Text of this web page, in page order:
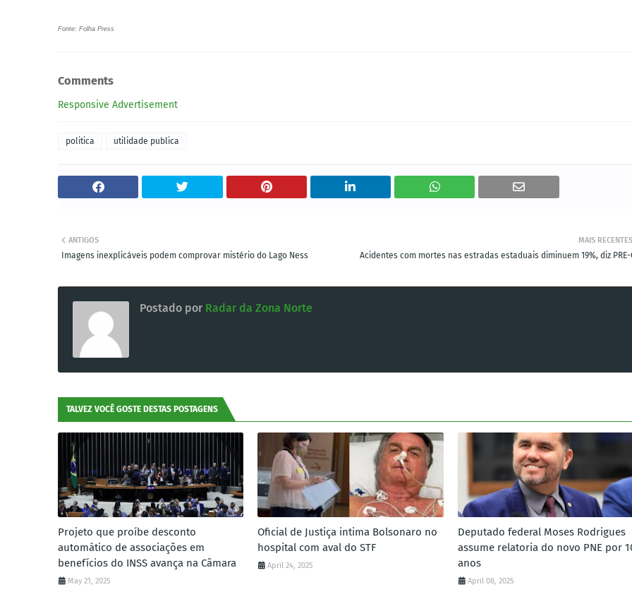
Fonte: Folha Press
Comments
Responsive Advertisement
politica utilidade publica
MAIS RECENTES
Acidentes com mortes nas estradas estaduais diminuem 19%, diz PRE-
ANTIGOS
Imagens inexplicáveis podem comprovar mistério do Lago Ness
Postado por Radar da Zona Norte
TALVEZ VOCÊ GOSTE DESTAS POSTAGENS
Projeto que proíbe desconto
automático de associações em
benefícios do INSS avança na Câmara
May 21, 2025
Oficial de Justiça intima Bolsonaro no
hospital com aval do STF
April 24, 2025
Deputado federal Moses Rodrigues
assume relatoria do novo PNE por
anos
April 08, 2025